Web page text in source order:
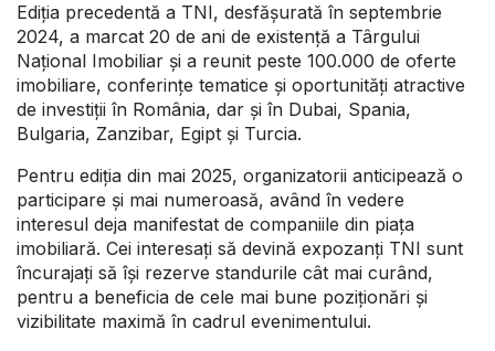
Ediția precedentă a TNI, desfășurată în septembrie
2024, a marcat 20 de ani de existență a Târgului
Național Imobiliar și a reunit peste 100.000 de oferte
imobiliare, conferințe tematice și oportunități atractive
de investiții în România, dar și în Dubai, Spania,
Bulgaria, Zanzibar, Egipt și Turcia.
Pentru ediția din mai 2025, organizatorii anticipează o
participare și mai numeroasă, având în vedere
interesul deja manifestat de companiile din piața
imobiliară. Cei interesați să devină expozanți TNI sunt
încurajați să își rezerve standurile cât mai curând,
pentru a beneficia de cele mai bune poziționări și
vizibilitate maximă în cadrul evenimentului.